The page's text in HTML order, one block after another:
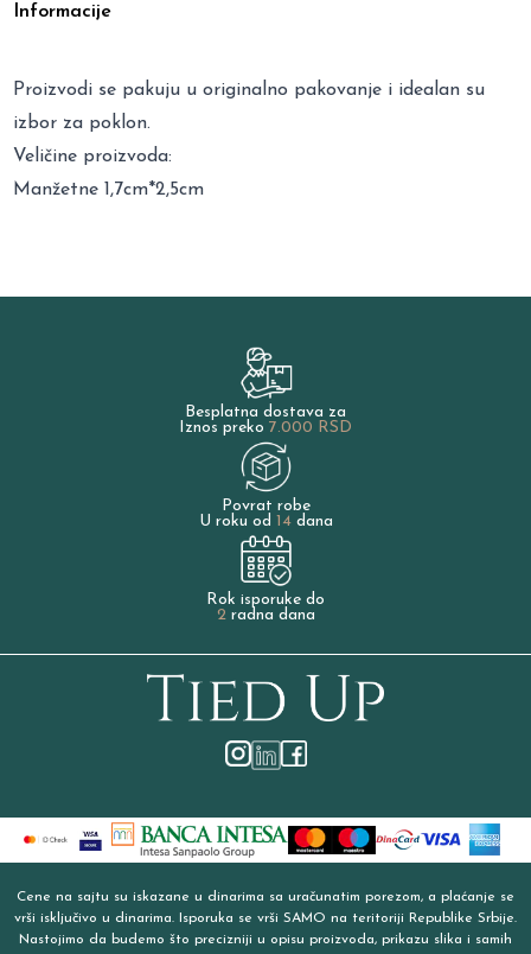
Informacije
Proizvodi se pakuju u originalno pakovanje i idealan su
izbor za poklon.
Veličine proizvoda:
Manžetne 1,7cm*2,5cm
Besplatna dostava za
Iznos preko 7.000 RSD
Povrat robe
U roku od 14dana
Rok isporuke do
2radna dana
Cene na sajtu su iskazane u dinarima sa uračunatim porezom, a plaćanje se
vrši isključivo u dinarima. Isporuka se vrši SAMO na teritoriji Republike Srbije.
Nastojimo da budemo što precizniji u opisu proizvoda, prikazu slika i samih